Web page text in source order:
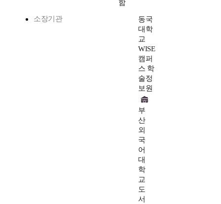
함
소장기관
동국
대학
교
WISE
캠퍼
스 학
술정
보원
부
산
외
국
어
대
학
교
도
서